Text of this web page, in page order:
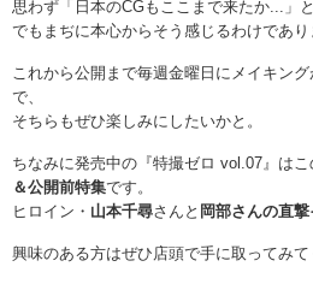
思わず「日本のCGもここまで来たか...」
でもまぢに本心からそう感じるわけであり
これから公開まで毎週金曜日にメイキン
で、
そちらもぜひ楽しみにしたいかと。
ちなみに発売中の『特撮ゼロ vol.07』はこ
＆公開前特集です。
ヒロイン・ 山本千尋さんと 岡部さんの直
興味のある方はぜひ店頭で手に取ってみ